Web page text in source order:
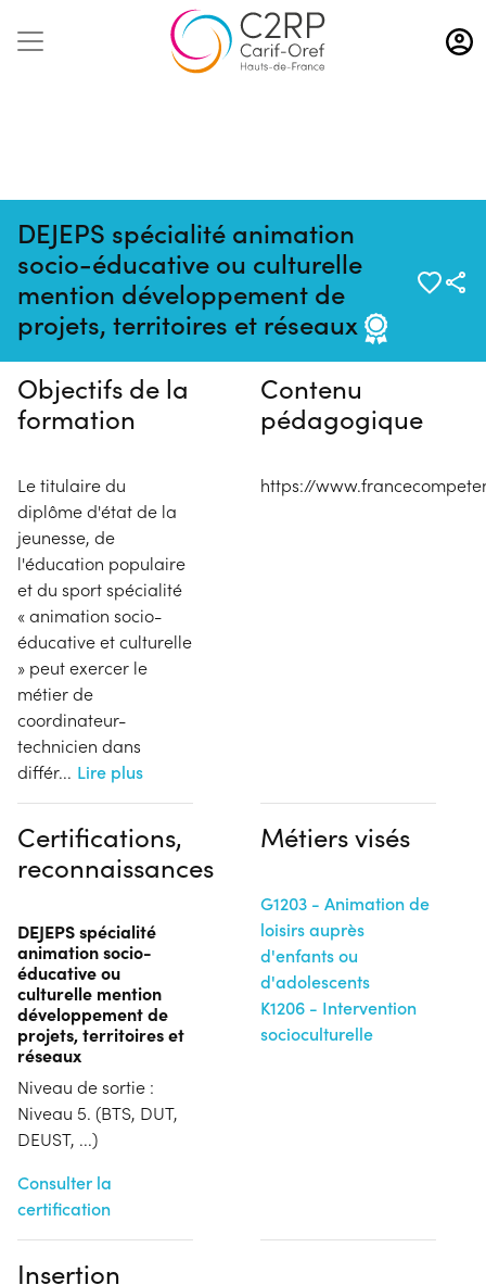
Aller
au
contenu
DEJEPS spécialité animation
socio-éducative ou culturelle
mention développement de
projets, territoires et réseaux
Pas de session programmée en
ce moment
Objectifs de la
formation
Le titulaire du
diplôme d'état de la
jeunesse, de
l'éducation populaire
et du sport spécialité
« animation socio-
éducative et culturelle
» peut exercer le
métier de
coordinateur-
technicien dans
différ... Lire plus
Contenu
pédagogique
https://
Certifications,
reconnaissances
DEJEPS spécialité
animation socio-
éducative ou
culturelle mention
développement de
projets, territoires et
réseaux
Niveau de sortie :
Niveau 5. (BTS, DUT,
DEUST, ...)
Consulter la
certification
Métiers visés
G1203 - Animation de
loisirs auprès
d'enfants ou
d'adolescents
K1206 - Intervention
socioculturelle
Insertion